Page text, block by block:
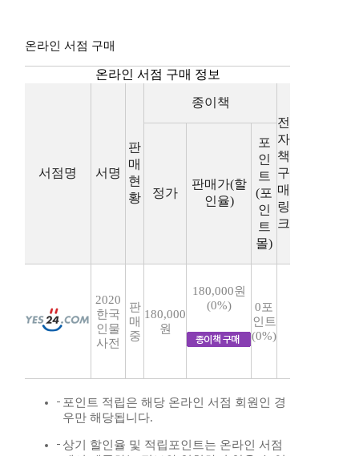
온라인 서점 구매
온라인 서점 구매 정보
서점명 서명
판
매
현
황
종이책
전
자
책
구
매
링
크
정가
판매가(할
인율)
포
인
트
(포
인
트
몰)
2020
한국
인물
사전
판
매
중
180,000
원
180,000원
(0%)
0포
인트
(0%)
포인트 적립은 해당 온라인 서점 회원인 경
우만 해당됩니다.
상기 할인율 및 적립포인트는 온라인 서점